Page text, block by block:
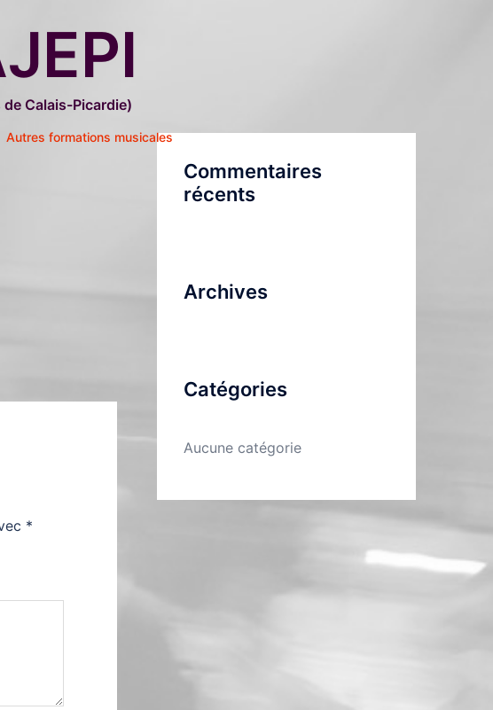
de Calais-Picardie)
Autres formations musicales
*
Commentaires
récents
Archives
Catégories
Aucune catégorie